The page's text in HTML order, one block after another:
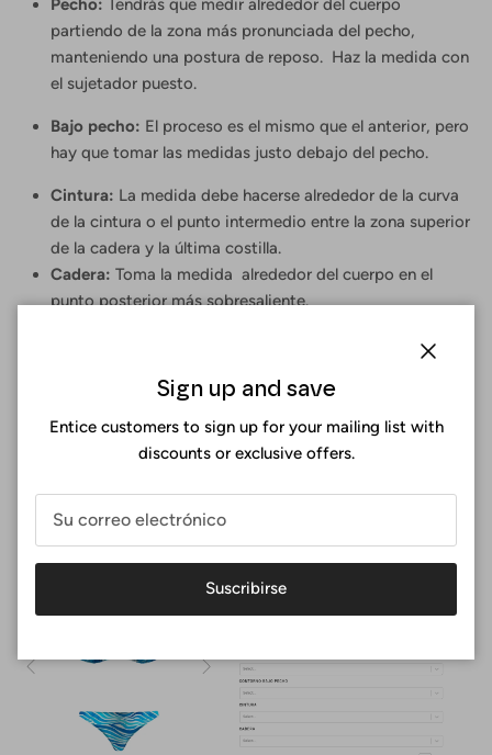
Pecho:
Tendrás que medir alrededor del cuerpo
partiendo de la zona más pronunciada del pecho,
manteniendo una postura de reposo. Haz la medida con
el sujetador puesto.
Bajo pecho: El proceso es el mismo que el anterior, pero
hay que tomar las medidas justo debajo del pecho.
Cintura: La medida debe hacerse alrededor de la curva
de la cintura o el punto intermedio entre la zona superior
de la cadera y la última costilla.
Cadera: Toma la medida alrededor del cuerpo en el
punto posterior más sobresaliente.
El proceso es así de sencillo, incluso Surania habilita una caja
zonas de tu cuerpo, para que ofrezcas información más
precisa acerca de tu tallaje. ¿Qué esperas? Diseña tu bikini
personalizado a medida.
Sign up and save
Entice customers to sign up for your mailing list with
discounts or exclusive offers.
Suscribirse